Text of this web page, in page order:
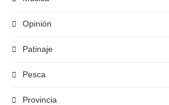
Opinión
Patinaje
Pesca
Provincia